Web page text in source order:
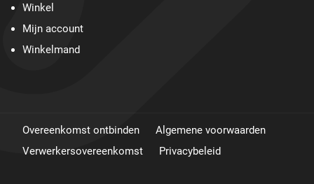
Winkel
Mijn account
Winkelmand
Overeenkomst ontbinden
Algemene voorwaarden
Verwerkersovereenkomst
Privacybeleid